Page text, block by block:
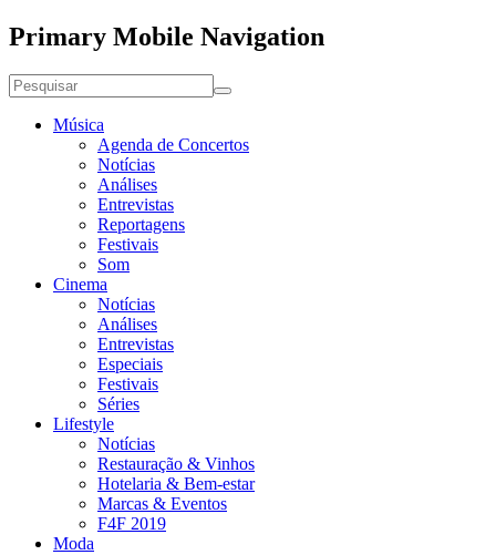
Primary Mobile Navigation
Música
Agenda de Concertos
Notícias
Análises
Entrevistas
Reportagens
Festivais
Som
Cinema
Notícias
Análises
Entrevistas
Especiais
Festivais
Séries
Lifestyle
Notícias
Restauração & Vinhos
Hotelaria & Bem-estar
Marcas & Eventos
F4F 2019
Moda